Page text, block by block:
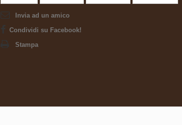
Invia ad un amico
Condividi su Facebook!
Stampa